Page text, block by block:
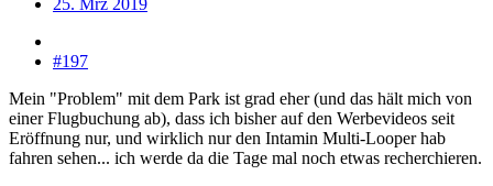
#197
Mein "Problem" mit dem Park ist grad eher (und das hält mich von
einer Flugbuchung ab), dass ich bisher auf den Werbevideos seit
Eröffnung nur, und wirklich nur den Intamin Multi-Looper hab
fahren sehen... ich werde da die Tage mal noch etwas recherchieren.